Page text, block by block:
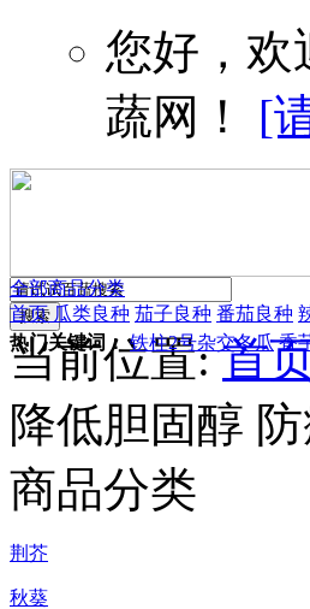
您好，欢
蔬网！ [
热门关键词： 铁柱2号杂交冬瓜 香
全部商品分类
首页 瓜类良种 茄子良种 番茄良种
当前位置:首
降低胆固醇
商品分类
荆芥
秋葵